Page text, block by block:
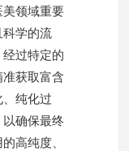
领域重要
学的流
过特定的
获取富含
纯化过
确保最终
高纯度、